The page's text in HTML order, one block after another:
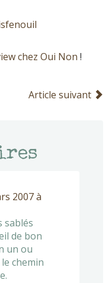
chez Oui Non !
Article suivant
2007 à
sablés
de bon
un ou
chemin